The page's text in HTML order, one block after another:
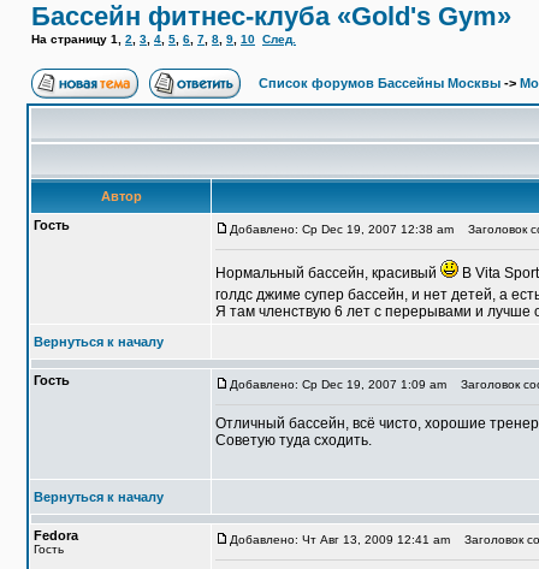
Бассейн фитнес-клуба «Gold's Gym»
На страницу 1 2 3 4 5 6 7 8 9 10 След.
Список форумов Бассейны Москвы ->
Автор
Гость
Добавлено: Ср Dec 19, 2007 12:38 am Заголовок
Нормальный бассейн, красивый
В Vita
голдс джиме супер бассейн, и нет детей, а
Я там членствую 6 лет с перерывами и лучше
Вернуться к началу
Гость Добавлено: Ср Dec 19, 2007 1:09 am Заголовок
Отличный бассейн, всё чисто, хорошие
Советую туда сходить.
Вернуться к началу
Fedora
Гость
Добавлено: Чт Авг 13, 2009 12:41 am Заголовок